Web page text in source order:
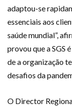
adaptou-se
essenciais aos
saúde mundial”,
provou que a SGS
de a organização
desafios da
O Director